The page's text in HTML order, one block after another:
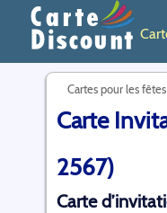
Cartes pour les fêtes
Carte
2567)
Carte